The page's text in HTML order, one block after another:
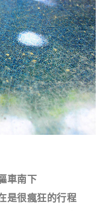
車南下
是很瘋狂的行程